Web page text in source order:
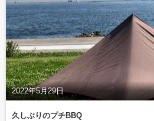
2022年5月29日
久しぶりのプチBBQ